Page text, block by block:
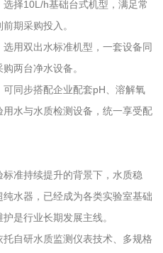
择10L/h基础台式机型，满足常
期采购投入。
用双出水标准机型，一套设备同
两台净水设备。
同步搭配企业配套pH、溶解氧
水与水质检测设备，统一享受配
准持续提升的背景下，水质稳
水器，已经成为各类实验室基础
是行业长期发展主线。
自研水质监测仪表技术、多规格